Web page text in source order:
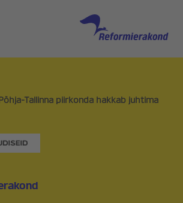
Tallinna piirkonda hakkab juhtima